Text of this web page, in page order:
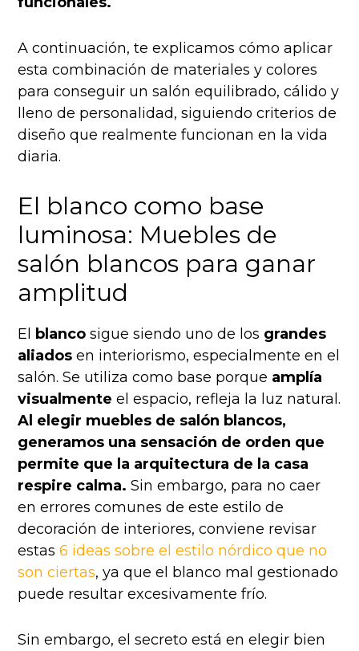
A continuación, te explicamos cómo aplicar
esta combinación de materiales y colores
para conseguir un salón equilibrado, cálido y
lleno de personalidad, siguiendo criterios de
diseño que realmente funcionan en la vida
diaria.
El blanco como base
luminosa: Muebles de
salón blancos para ganar
amplitud
El blanco sigue siendo uno de los grandes
aliados en interiorismo, especialmente en el
salón. Se utiliza como base porque amplía
visualmente el espacio, refleja la luz natural.
Al elegir muebles de salón blancos,
generamos una sensación de orden que
permite que la arquitectura de la casa
respire calma.Sin embargo, para no caer
en errores comunes de este estilo de
decoración de interiores, conviene revisar
estas6 ideas sobre el estilo nórdico que no
son ciertas, ya que el blanco mal gestionado
puede resultar excesivamente frío.
Sin embargo, el secreto está en elegir bien